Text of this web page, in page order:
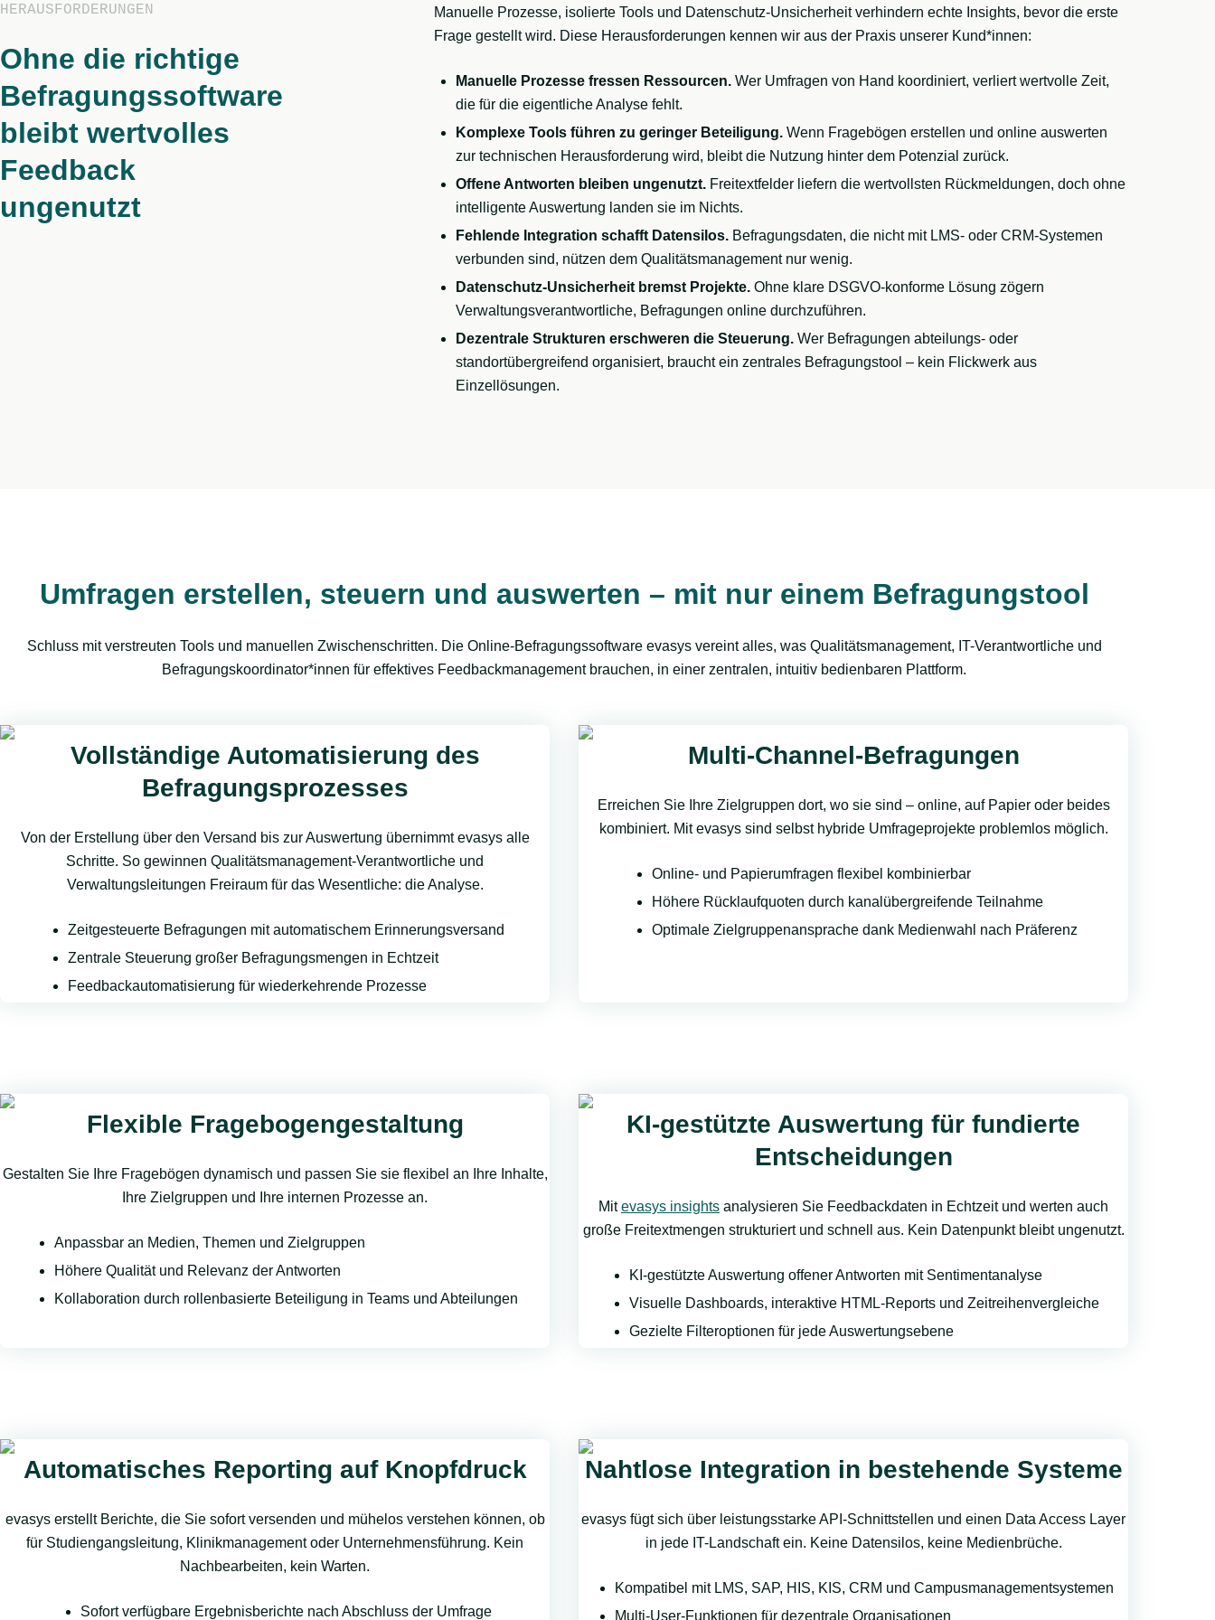
HERAUSFORDERUNGEN
Ohne die richtige
Befragungssoftware
bleibt wertvolles
Feedback
ungenutzt
Manuelle Prozesse, isolierte Tools und Datenschutz-Unsicherheit verhindern echte Insights, bevor die erste
Frage gestellt wird. Diese Herausforderungen kennen wir aus der Praxis unserer Kund*innen:
Manuelle Prozesse fressen Ressourcen. Wer Umfragen von Hand koordiniert, verliert wertvolle Zeit,
die für die eigentliche Analyse fehlt.
Komplexe Tools führen zu geringer Beteiligung. Wenn Fragebögen erstellen und online auswerten
zur technischen Herausforderung wird, bleibt die Nutzung hinter dem Potenzial zurück.
Offene Antworten bleiben ungenutzt. Freitextfelder liefern die wertvollsten Rückmeldungen, doch ohne
intelligente Auswertung landen sie im Nichts.
Fehlende Integration schafft Datensilos. Befragungsdaten, die nicht mit LMS- oder CRM-Systemen
verbunden sind, nützen dem Qualitätsmanagement nur wenig.
Datenschutz-Unsicherheit bremst Projekte. Ohne klare DSGVO-konforme Lösung zögern
Verwaltungsverantwortliche, Befragungen online durchzuführen.
Dezentrale Strukturen erschweren die Steuerung. Wer Befragungen abteilungs- oder
standortübergreifend organisiert, braucht ein zentrales Befragungstool – kein Flickwerk aus
Einzellösungen.
Umfragen erstellen, steuern und auswerten – mit nur einem Befragungstool
Schluss mit verstreuten Tools und manuellen Zwischenschritten. Die Online-Befragungssoftware evasys vereint alles, was Qualitätsmanagement, IT-Verantwortliche und
Befragungskoordinator*innen für effektives Feedbackmanagement brauchen, in einer zentralen, intuitiv bedienbaren Plattform.
Vollständige Automatisierung des
Befragungsprozesses
Von der Erstellung über den Versand bis zur Auswertung übernimmt evasys alle
Schritte. So gewinnen Qualitätsmanagement-Verantwortliche und
Verwaltungsleitungen Freiraum für das Wesentliche: die Analyse.
Zeitgesteuerte Befragungen mit automatischem Erinnerungsversand
Zentrale Steuerung großer Befragungsmengen in Echtzeit
Feedbackautomatisierung für wiederkehrende Prozesse
Multi-Channel-Befragungen
Erreichen Sie Ihre Zielgruppen dort, wo sie sind – online, auf Papier oder beides
kombiniert. Mit evasys sind selbst hybride Umfrageprojekte problemlos möglich.
Online- und Papierumfragen flexibel kombinierbar
Höhere Rücklaufquoten durch kanalübergreifende Teilnahme
Optimale Zielgruppenansprache dank Medienwahl nach Präferenz
Flexible Fragebogengestaltung
Gestalten Sie Ihre Fragebögen dynamisch und passen Sie sie flexibel an Ihre Inhalte,
Ihre Zielgruppen und Ihre internen Prozesse an.
Anpassbar an Medien, Themen und Zielgruppen
Höhere Qualität und Relevanz der Antworten
Kollaboration durch rollenbasierte Beteiligung in Teams und Abteilungen
KI-gestützte Auswertung für fundierte
Entscheidungen
Mitevasys insights analysieren Sie Feedbackdaten in Echtzeit und werten auch
große Freitextmengen strukturiert und schnell aus. Kein Datenpunkt bleibt ungenutzt.
KI-gestützte Auswertung offener Antworten mit Sentimentanalyse
Visuelle Dashboards, interaktive HTML-Reports und Zeitreihenvergleiche
Gezielte Filteroptionen für jede Auswertungsebene
Automatisches Reporting auf Knopfdruck
evasys erstellt Berichte, die Sie sofort versenden und mühelos verstehen können, ob
für Studiengangsleitung, Klinikmanagement oder Unternehmensführung. Kein
Nachbearbeiten, kein Warten.
Sofort verfügbare Ergebnisberichte nach Abschluss der Umfrage
Nahtlose Integration in bestehende Systeme
evasys fügt sich über leistungsstarke API-Schnittstellen und einen Data Access Layer
in jede IT-Landschaft ein. Keine Datensilos, keine Medienbrüche.
Kompatibel mit LMS, SAP, HIS, KIS, CRM und Campusmanagementsystemen
Multi-User-Funktionen für dezentrale Organisationen